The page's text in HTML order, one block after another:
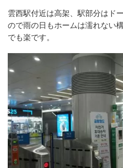
雲西駅付近は高架、駅部分はド
ので雨の日もホームは濡れない
でも楽です。